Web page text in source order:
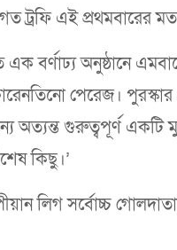
ট্রফি এই প্রথমবারের
এক বর্ণাঢ্য অনুষ্ঠানে
পেরেজ।
অত্যন্ত গুরুত্বপূর্ণ একটি
কিছু।’
লিগ সর্বোচ্চ